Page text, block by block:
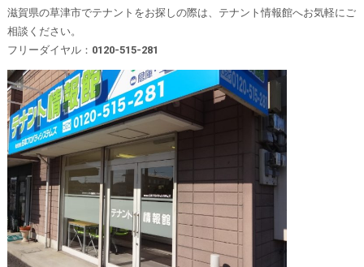
滋賀県の草津市でテナントをお探しの際は、テナント情報館へお気軽にご
相談ください。
フリーダイヤル： 0120-515-281